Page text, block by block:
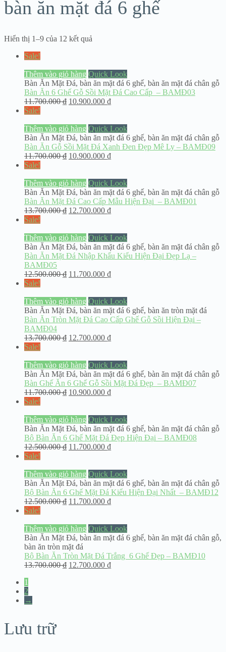
bàn ăn mặt đá 6 ghế
Hiển thị 1–9 của 12 kết quả
Sale!
Thêm vào giỏ hàng Quick Look
Bàn Ăn Mặt Đá, bàn ăn mặt đá 6 ghế, bàn ăn mặt đá chân gỗ
Bàn Ăn 6 Ghế Gỗ Sồi Mặt Đá Cao Cấp – BAMĐ03
11.700.000₫ 10.900.000 ₫
Sale!
Thêm vào giỏ hàng Quick Look
Bàn Ăn Mặt Đá, bàn ăn mặt đá 6 ghế, bàn ăn mặt đá chân gỗ
Bàn Ăn Gỗ Sồi Mặt Đá Xanh Đen Đẹp Mê Ly – BAMĐ09
11.700.000₫ 10.900.000 ₫
Sale!
Thêm vào giỏ hàng Quick Look
Bàn Ăn Mặt Đá, bàn ăn mặt đá 6 ghế, bàn ăn mặt đá chân gỗ
Bàn Ăn Mặt Đá Cao Cấp Mẫu Hiện Đại – BAMĐ01
13.700.000₫ 12.700.000 ₫
Sale!
Thêm vào giỏ hàng Quick Look
Bàn Ăn Mặt Đá, bàn ăn mặt đá 6 ghế, bàn ăn mặt đá chân gỗ
Bàn Ăn Mặt Đá Nhập Khẩu Kiểu Hiện Đại Đẹp Lạ –
BAMĐ05
12.500.000₫ 11.700.000 ₫
Sale!
Thêm vào giỏ hàng Quick Look
Bàn Ăn Mặt Đá, bàn ăn mặt đá 6 ghế, bàn ăn tròn mặt đá
Bàn Ăn Tròn Mặt Đá Cao Cấp Ghế Gỗ Sồi Hiện Đại –
BAMĐ04
13.700.000₫ 12.700.000 ₫
Sale!
Thêm vào giỏ hàng Quick Look
Bàn Ăn Mặt Đá, bàn ăn mặt đá 6 ghế, bàn ăn mặt đá chân gỗ
Bàn Ghế Ăn 6 Ghế Gỗ Sồi Mặt Đá Đẹp – BAMĐ07
11.700.000₫ 10.900.000 ₫
Sale!
Thêm vào giỏ hàng Quick Look
Bàn Ăn Mặt Đá, bàn ăn mặt đá 6 ghế, bàn ăn mặt đá chân gỗ
Bộ Bàn Ăn 6 Ghế Mặt Đá Đẹp Hiện Đại – BAMĐ08
12.500.000₫ 11.700.000 ₫
Sale!
Thêm vào giỏ hàng Quick Look
Bàn Ăn Mặt Đá, bàn ăn mặt đá 6 ghế, bàn ăn mặt đá chân gỗ
Bộ Bàn Ăn 6 Ghế Mặt Đá Kiểu Hiện Đại Nhất – BAMĐ12
12.500.000₫ 11.700.000 ₫
Sale!
Thêm vào giỏ hàng Quick Look
Bàn Ăn Mặt Đá, bàn ăn mặt đá 6 ghế, bàn ăn mặt đá chân gỗ,
bàn ăn tròn mặt đá
Bộ Bàn Ăn Tròn Mặt Đá Trắng 6 Ghế Đẹp – BAMĐ10
13.700.000₫ 12.700.000 ₫
1
2
→
Lưu trữ